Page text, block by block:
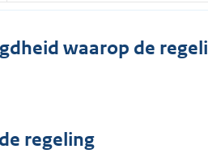
waarop de
regeling